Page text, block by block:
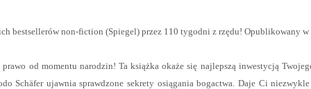
bestsellerów non-fiction (Spiegel) przez 110 tygodni z rzędu! Opublikowany
od momentu narodzin! Ta książka okaże się najlepszą inwestycją
Schäfer ujawnia sprawdzone sekrety osiągania bogactwa. Daje Ci